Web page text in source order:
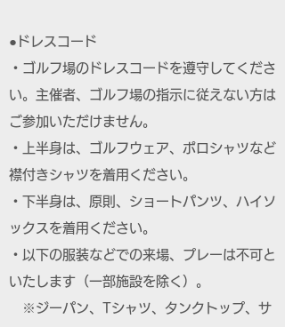
●ドレスコード
・ゴルフ場のドレスコードを遵守してくださ
い。主催者、ゴルフ場の指示に従えない方は
ご参加いただけません。
・上半身は、ゴルフウェア、ポロシャツなど
襟付きシャツを着用ください。
・下半身は、原則、ショートパンツ、ハイソ
ックスを着用ください。
・以下の服装などでの来場、プレーは不可と
いたします（一部施設を除く）。
※ジーパン、Tシャツ、タンクトップ、サ